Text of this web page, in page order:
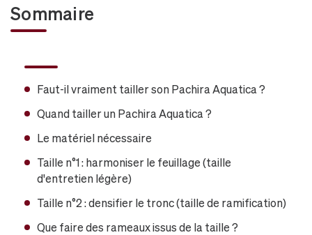
Sommaire
Faut-il vraiment tailler son Pachira Aquatica ?
Quand tailler un Pachira Aquatica ?
Le matériel nécessaire
Taille n°1 : harmoniser le feuillage (taille
d'entretien légère)
Taille n°2 : densifier le tronc (taille de ramification)
Que faire des rameaux issus de la taille ?